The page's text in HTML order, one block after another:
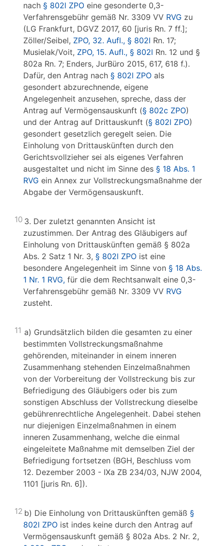
nach § 802l ZPO eine gesonderte 0,3-
Verfahrensgebühr gemäß Nr. 3309 VV RVG zu
(LG Frankfurt, DGVZ 2017, 60 [juris Rn. 7 ff.];
Zöller/Seibel, ZPO, 32. Aufl., § 802l Rn. 17;
Musielak/Voit, ZPO, 15. Aufl., § 802l Rn. 12 und §
802a Rn. 7; Enders, JurBüro 2015, 617, 618 f.).
Dafür, den Antrag nach § 802l ZPO als
gesondert abzurechnende, eigene
Angelegenheit anzusehen, spreche, dass der
Antrag auf Vermögensauskunft (§ 802c ZPO)
und der Antrag auf Drittauskunft (§ 802l ZPO)
gesondert gesetzlich geregelt seien. Die
Einholung von Drittauskünften durch den
Gerichtsvollzieher sei als eigenes Verfahren
ausgestaltet und nicht im Sinne des § 18 Abs. 1
RVG ein Annex zur Vollstreckungsmaßnahme der
Abgabe der Vermögensauskunft.
10 3. Der zuletzt genannten Ansicht ist
zuzustimmen. Der Antrag des Gläubigers auf
Einholung von Drittauskünften gemäß § 802a
Abs. 2 Satz 1 Nr. 3, § 802l ZPO ist eine
besondere Angelegenheit im Sinne von § 18 Abs.
1 Nr. 1 RVG, für die dem Rechtsanwalt eine 0,3-
Verfahrensgebühr gemäß Nr. 3309 VV RVG
zusteht.
11 a) Grundsätzlich bilden die gesamten zu einer
bestimmten Vollstreckungsmaßnahme
gehörenden, miteinander in einem inneren
Zusammenhang stehenden Einzelmaßnahmen
von der Vorbereitung der Vollstreckung bis zur
Befriedigung des Gläubigers oder bis zum
sonstigen Abschluss der Vollstreckung dieselbe
gebührenrechtliche Angelegenheit. Dabei stehen
nur diejenigen Einzelmaßnahmen in einem
inneren Zusammenhang, welche die einmal
eingeleitete Maßnahme mit demselben Ziel der
Befriedigung fortsetzen (BGH, Beschluss vom
12. Dezember 2003 - IXa ZB 234/03, NJW 2004,
1101 [juris Rn. 6]).
12 b) Die Einholung von Drittauskünften gemäß §
802l ZPO ist indes keine durch den Antrag auf
Vermögensauskunft gemäß § 802a Abs. 2 Nr. 2,